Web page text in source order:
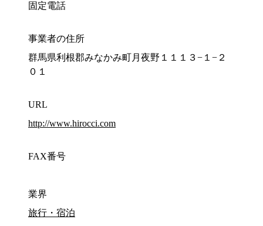
固定電話
事業者の住所
群馬県利根郡みなかみ町月夜野１１１３−１−２
０１
URL
http://www.hirocci.com
FAX番号
業界
旅行・宿泊